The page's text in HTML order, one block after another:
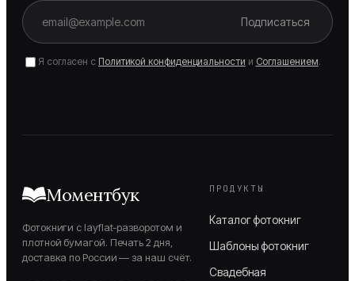
Подписаться
Я согласен с Политикой конфиденциальности и Соглашением.
Моментбук
Фотокниги с layflat-разворотом и
плотной бумагой. Печать 2 дня,
доставка по России — за наш счёт.
ПРОДУКТЫ
Каталог фотокниг
Шаблоны фотокниг
Свадебная